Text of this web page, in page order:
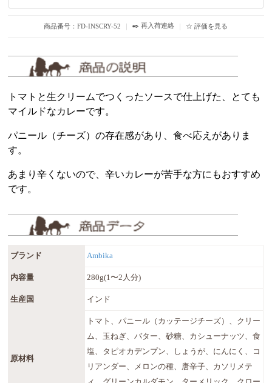
商品番号：FD-INSCRY-52 ｜ ✒️ 再入荷連絡 ｜ ☆ 評価を見る
トマトと生クリームでつくったソースで仕上げた、とても
マイルドなカレーです。
パニール（チーズ）の存在感があり、食べ応えがありま
す。
あまり辛くないので、辛いカレーが苦手な方にもおすすめ
です。
ブランド Ambika
内容量 280g(1〜2人分)
生産国 インド
原材料
トマト、パニール（カッテージチーズ）、クリー
ム、玉ねぎ、バター、砂糖、カシューナッツ、食
塩、タピオカデンプン、しょうが、にんにく、コ
リアンダー、メロンの種、唐辛子、カソリメテ